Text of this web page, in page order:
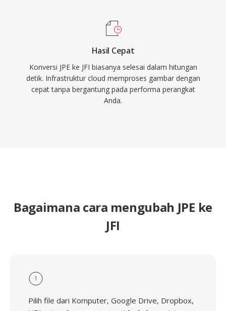
Hasil Cepat
Konversi JPE ke JFI biasanya selesai dalam hitungan
detik. Infrastruktur cloud memproses gambar dengan
cepat tanpa bergantung pada performa perangkat
Anda.
Bagaimana cara mengubah JPE ke
JFI
1
Pilih file dari Komputer, Google Drive, Dropbox,